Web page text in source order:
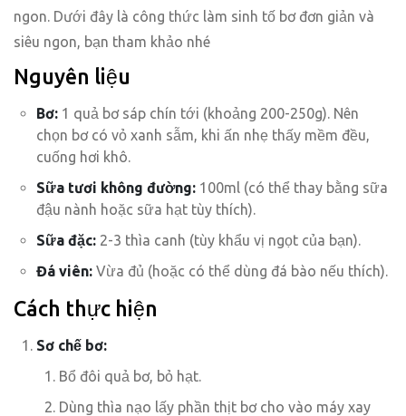
ngon. Dưới đây là công thức làm sinh tố bơ đơn giản và
siêu ngon, bạn tham khảo nhé
Nguyên liệu
Bơ: 1 quả bơ sáp chín tới (khoảng 200-250g). Nên
chọn bơ có vỏ xanh sẫm, khi ấn nhẹ thấy mềm đều,
cuống hơi khô.
Sữa tươi không đường: 100ml (có thể thay bằng sữa
đậu nành hoặc sữa hạt tùy thích).
Sữa đặc: 2-3 thìa canh (tùy khẩu vị ngọt của bạn).
Đá viên: Vừa đủ (hoặc có thể dùng đá bào nếu thích).
Cách thực hiện
Sơ chế bơ:
Bổ đôi quả bơ, bỏ hạt.
Dùng thìa nạo lấy phần thịt bơ cho vào máy xay